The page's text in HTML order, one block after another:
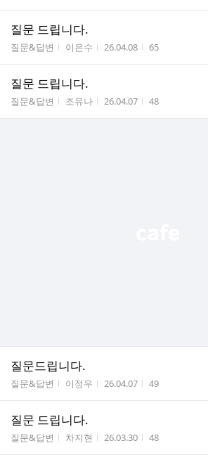
질문 드립니다.
게시판명
질문&답변 작성자
이은수 작성시간
26.04.08 조회수
65
질문 드립니다.
게시판명
질문&답변 작성자
조유나 작성시간
26.04.07 조회수
48
질문드립니다.
게시판명
질문&답변 작성자
이정우 작성시간
26.04.07 조회수
49
질문 드립니다.
게시판명
질문&답변 작성자
차지현 작성시간
26.03.30 조회수
48